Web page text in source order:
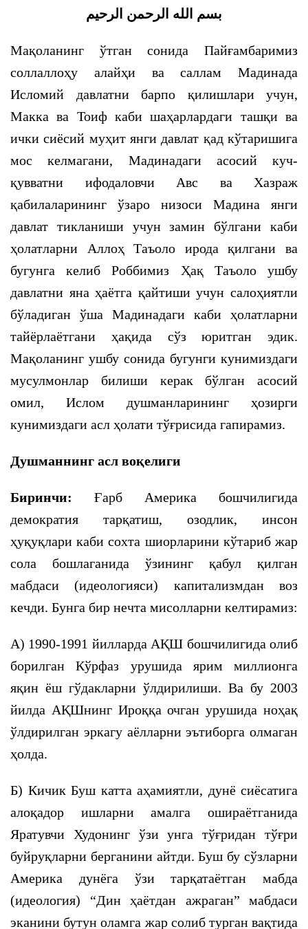
بسم الله الرحمن الرحيم
Мақоланинг ўтган сонида Пайғамбаримиз
соллаллоҳу алайҳи ва саллам Мадинада
Исломий давлатни барпо қилишлари учун,
Макка ва Тоиф каби шаҳарлардаги ташқи ва
ички сиёсий муҳит янги давлат қад кўтаришига
мос келмагани, Мадинадаги асосий куч-
қувватни ифодаловчи Авс ва Хазраж
қабилаларининг ўзаро низоси Мадина янги
давлат тикланиши учун замин бўлгани каби
ҳолатларни Аллоҳ Таъоло ирода қилгани ва
бугунга келиб Роббимиз Ҳақ Таъоло ушбу
давлатни яна ҳаётга қайтиши учун салоҳиятли
бўладиган ўша Мадинадаги каби ҳолатларни
тайёрлаётгани ҳақида сўз юритган эдик.
Мақоланинг ушбу сонида бугунги кунимиздаги
мусулмонлар билиши керак бўлган асосий
омил, Ислом душманларининг ҳозирги
кунимиздаги асл ҳолати тўғрисида гапирамиз.
Душманнинг асл воқелиги
Биринчи: Ғарб Америка бошчилигида
демократия тарқатиш, озодлик, инсон
ҳуқуқлари каби сохта шиорларини кўтариб жар
сола бошлаганида ўзининг қабул қилган
мабдаси (идеологияси) капитализмдан воз
кечди. Бунга бир нечта мисолларни келтирамиз:
А) 1990-1991 йилларда АҚШ бошчилигида олиб
борилган Кўрфаз урушида ярим миллионга
яқин ёш гўдакларни ўлдирилиши. Ва бу 2003
йилда АҚШнинг Ироққа очган урушида ноҳақ
ўлдирилган эркагу аёлларни эътиборга олмаган
ҳолда.
Б) Кичик Буш катта аҳамиятли, дунё сиёсатига
алоқадор ишларни амалга ошираётганида
Яратувчи Худонинг ўзи унга тўғридан тўғри
буйруқларни берганини айтди. Буш бу сўзларни
Америка дунёга ўзи тарқатаётган мабда
(идеология) “Дин ҳаётдан ажраган” мабдаси
эканини бутун оламга жар солиб турган вақтида